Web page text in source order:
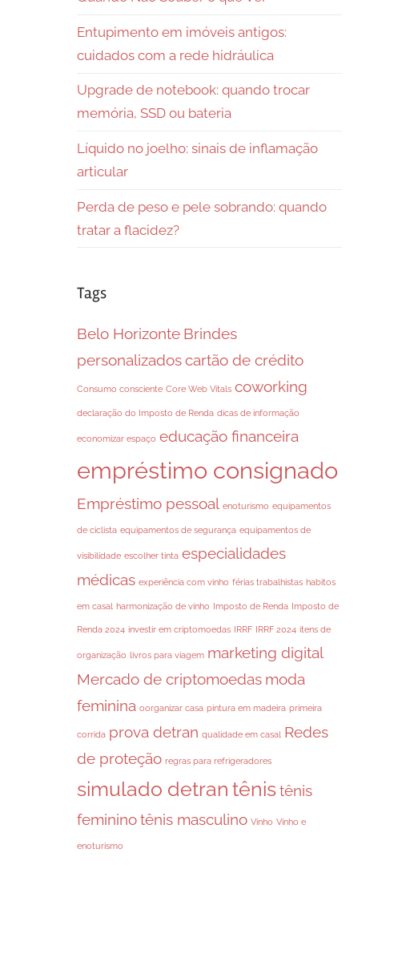
Entupimento em imóveis antigos:
cuidados com a rede hidráulica
Upgrade de notebook: quando trocar
memória, SSD ou bateria
Líquido no joelho: sinais de inflamação
articular
Perda de peso e pele sobrando: quando
tratar a flacidez?
Tags
Belo Horizonte Brindes
personalizadoscartão de crédito
Consumo consciente Core Web Vitals coworking
declaração do Imposto de Renda dicas de informação
economizar espaço educação financeira
empréstimo consignado
Empréstimo pessoal enoturismo equipamentos
de ciclista equipamentos de segurança equipamentos de
visibilidade escolher tinta especialidades
médicas experiência com vinho férias trabalhistas habitos
em casal harmonização de vinho Imposto de Renda Imposto de
Renda 2024 investir em criptomoedas IRRF IRRF 2024 itens de
organização livros para viagem marketing digital
Mercado de criptomoedas moda
feminina oorganizar casa pintura em madeira primeira
corrida prova detran qualidade em casal Redes
de proteção regras para refrigeradores
simulado detran tênis tênis
femininotênis masculino Vinho Vinho e
enoturismo